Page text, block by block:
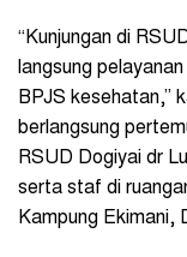
“Kunjungan di
langsung
BPJS kesehatan,”
berlangsung
RSUD Dogiyai dr
serta staf di
Kampung Ekimani,